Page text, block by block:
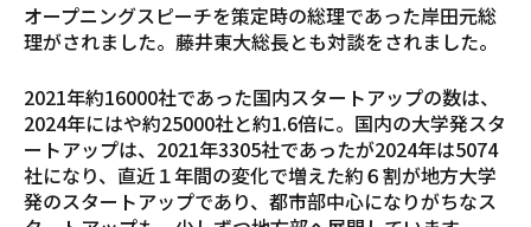
オープニングスピーチを策定時の総理であった岸田元総
理がされました。藤井東大総長とも対談をされました。
2021年約16000社であった国内スタートアップの数は、
2024年にはや約25000社と約1.6倍に。国内の大学発スタ
ートアップは、2021年3305社であったが2024年は5074
社になり、直近１年間の変化で増えた約６割が地方大学
発のスタートアップであり、都市部中心になりがちなス